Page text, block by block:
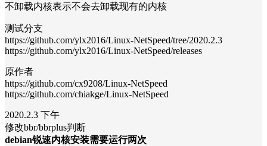
不卸载内核表示不会去卸载现有的内核
测试分支
https://github.com/ylx2016/Linux-NetSpeed/tree/2020.2.3
https://github.com/ylx2016/Linux-NetSpeed/releases
原作者
https://github.com/cx9208/Linux-NetSpeed
https://github.com/chiakge/Linux-NetSpeed
2020.2.3 下午
修改bbr/bbrplus判断
debian锐速内核安装需要运行两次